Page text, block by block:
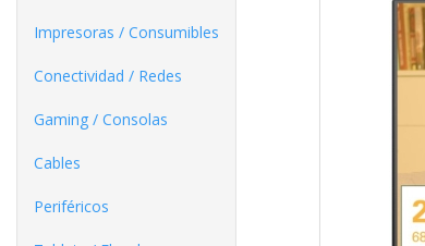
Impresoras / Consumibles
Conectividad / Redes
Gaming / Consolas
Cables
Periféricos